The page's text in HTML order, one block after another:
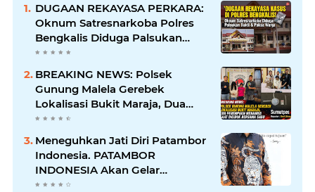
DUGAAN REKAYASA PERKARA:
Oknum Satresnarkoba Polres
Bengkalis Diduga Palsukan
Barang Bukti Hingga Paksa
BREAKING NEWS: Polsek
Gunung Malela Gerebek
Lokalisasi Bukit Maraja, Dua
Perempuan Menangis Saat
Meneguhkan Jati Diri Patambor
Indonesia. PATAMBOR
INDONESIA Akan Gelar
RAKERNAS II Di Jakarta.